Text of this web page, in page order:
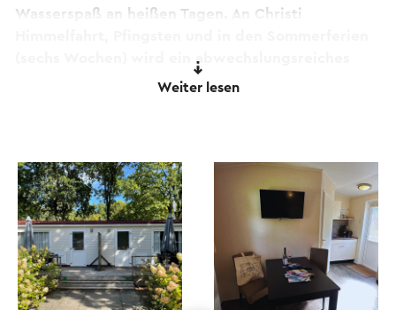
Wasserspaß an heißen Tagen. An Christi
(sechs Wochen) wird ein abwechslungsreiches
Animationsprogramm angeboten, das sich speziell
übernachten? Dann wählen Sie eines der
komfortablen Chalets oder gemütlichen Lodges,
die sich perfekt für einen entspannten Urlaub in
der Natur eignen.
Der Campingplatz De Watertoren liegt am Rande
eines ausgedehnten Waldgebiets, einem wahren
Weiter lesen